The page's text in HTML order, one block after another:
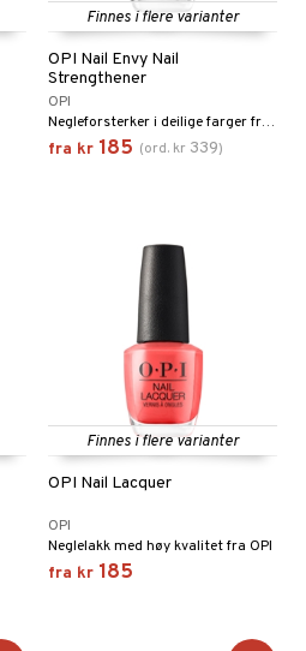
Finnes i flere varianter
OPI Nail Envy Nail
Strengthener
OPI
Negleforsterker i deilige farger fra OPI
fra kr 185 (ord. kr 339)
Finnes i flere varianter
OPI Nail Lacquer
OPI
Neglelakk med høy kvalitet fra OPI
fra kr 185